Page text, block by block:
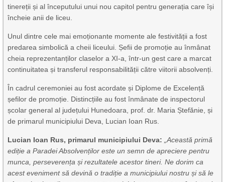
tinereții și al începutului unui nou capitol pentru generația care își
încheie anii de liceu.
Unul dintre cele mai emoționante momente ale festivității a fost
predarea simbolică a cheii liceului. Șefii de promoție au înmânat
cheia reprezentanților claselor a XI-a, într-un gest care a marcat
continuitatea și transferul responsabilității către viitorii absolvenți.
În cadrul ceremoniei au fost acordate și Diplome de Excelență
șefilor de promoție. Distincțiile au fost înmânate de inspectorul
școlar general al județului Hunedoara, prof. dr. Maria Ștefănie, și
de primarul municipiului Deva, Lucian Ioan Rus.
Lucian Ioan Rus, primarul municipiului Deva:
„Această primă
ediție a Paradei Absolvenților este un semn de apreciere pentru
munca, perseverența și rezultatele acestor tineri. Ne dorim ca
acest eveniment să devină o tradiție a municipiului nostru și să le